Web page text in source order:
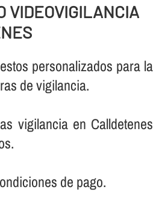
VIDEOVIGILANCIA
personalizados para la
de vigilancia.
vigilancia en Calldetenes
de pago.